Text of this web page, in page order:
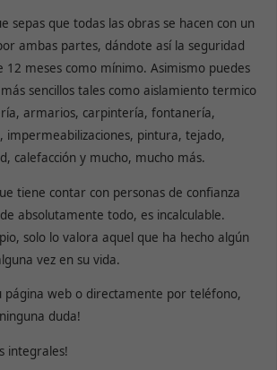
sepas que todas las obras se hacen con un
ambas partes, dándote así la seguridad
12 meses como mínimo. Asimismo puedes
sencillos tales como aislamiento termico
armarios, carpintería, fontanería,
impermeabilizaciones, pintura, tejado,
calefacción y mucho, mucho más.
tiene contar con personas de confianza
absolutamente todo, es incalculable.
solo lo valora aquel que ha hecho algún
vez en su vida.
página web o directamente por teléfono,
duda!
integrales!